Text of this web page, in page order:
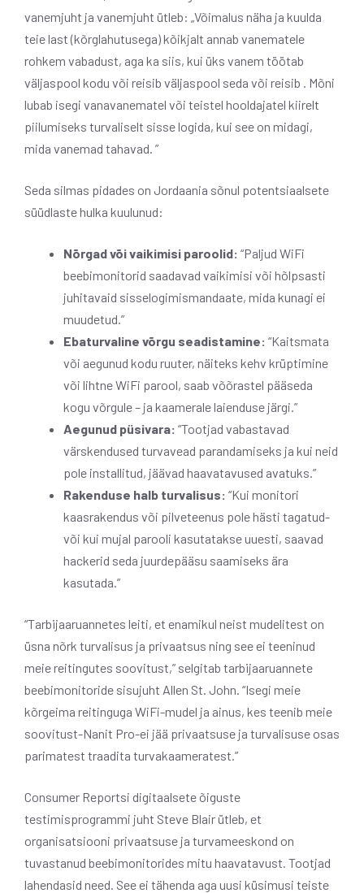
vanemjuht ja vanemjuht ütleb: „Võimalus näha ja kuulda
teie last (kõrglahutusega) kõikjalt annab vanematele
rohkem vabadust, aga ka siis, kui üks vanem töötab
väljaspool kodu või reisib väljaspool seda või reisib . Mõni
lubab isegi vanavanematel või teistel hooldajatel kiirelt
piilumiseks turvaliselt sisse logida, kui see on midagi,
mida vanemad tahavad. ”
Seda silmas pidades on Jordaania sõnul potentsiaalsete
süüdlaste hulka kuulunud:
Nõrgad või vaikimisi paroolid: “Paljud WiFi
beebimonitorid saadavad vaikimisi või hõlpsasti
juhitavaid sisselogimismandaate, mida kunagi ei
muudetud.”
Ebaturvaline võrgu seadistamine: “Kaitsmata
või aegunud kodu ruuter, näiteks kehv krüptimine
või lihtne WiFi parool, saab võõrastel pääseda
kogu võrgule – ja kaamerale laienduse järgi.”
Aegunud püsivara: “Tootjad vabastavad
värskendused turvavead parandamiseks ja kui neid
pole installitud, jäävad haavatavused avatuks.”
Rakenduse halb turvalisus: “Kui monitori
kaasrakendus või pilveteenus pole hästi tagatud-
või kui mujal parooli kasutatakse uuesti, saavad
hackerid seda juurdepääsu saamiseks ära
kasutada.”
“Tarbijaaruannetes leiti, et enamikul neist mudelitest on
üsna nõrk turvalisus ja privaatsus ning see ei teeninud
meie reitingutes soovitust,” selgitab tarbijaaruannete
beebimonitoride sisujuht Allen St. John. “Isegi meie
kõrgeima reitinguga WiFi-mudel ja ainus, kes teenib meie
soovitust-Nanit Pro-ei jää privaatsuse ja turvalisuse osas
parimatest traadita turvakaameratest.”
Consumer Reportsi digitaalsete õiguste
testimisprogrammi juht Steve Blair ütleb, et
organisatsiooni privaatsuse ja turvameeskond on
tuvastanud beebimonitorides mitu haavatavust. Tootjad
lahendasid need. See ei tähenda aga uusi küsimusi teiste